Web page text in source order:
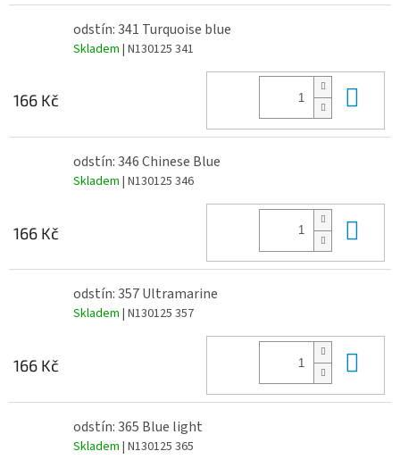
odstín: 341 Turquoise blue
Skladem | N130125 341
166 Kč
odstín: 346 Chinese Blue
Skladem | N130125 346
166 Kč
odstín: 357 Ultramarine
Skladem | N130125 357
166 Kč
odstín: 365 Blue light
Skladem | N130125 365